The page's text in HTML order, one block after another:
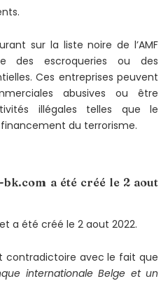
sur la liste noire de l’AMF
des escroqueries ou des
Ces entreprises peuvent
abusives ou être
illégales telles que le
du terrorisme.
a été créé le 2 aout
a été créé le 2 aout 2022.
avec le fait que
internationale Belge et un